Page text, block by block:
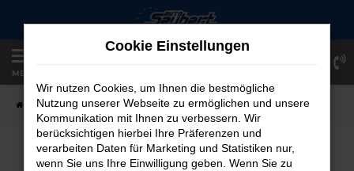
Zum
springen
MENÜ
Startseite Fahrzeugangebote Fahrzeug-Showroom
FAHRZEUG-SHOWROOM
Cookie Einstellungen
Wir nutzen Cookies, um Ihnen die bestmögliche
Nutzung unserer Webseite zu ermöglichen und unsere
Kommunikation mit Ihnen zu verbessern. Wir
berücksichtigen hierbei Ihre Präferenzen und
verarbeiten Daten für Marketing und Statistiken nur,
wenn Sie uns Ihre Einwilligung geben. Wenn Sie zu